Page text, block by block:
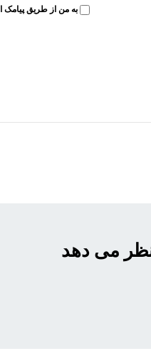
به من از طریق پیامک